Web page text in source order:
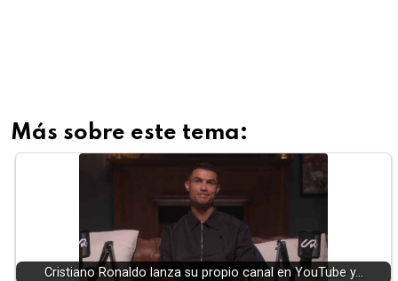
Más sobre este tema:
Cristiano Ronaldo lanza su propio canal en YouTube y…